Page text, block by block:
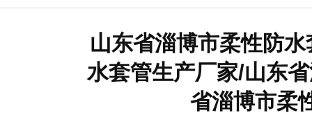
山东省淄博市柔性防
水套管生产厂家/山东
省淄博市柔